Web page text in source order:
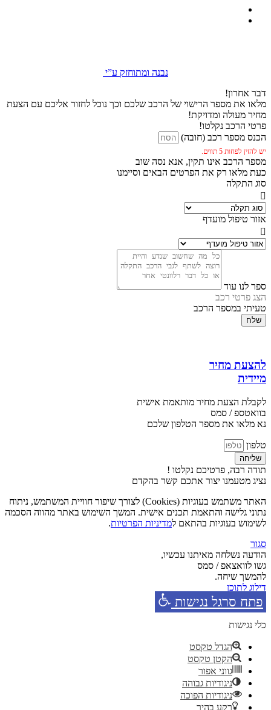
נבנה ומתוחזק ע”י
דבר אחרון!
מלאו את מספר הרישוי של הרכב שלכם וכך נוכל לחזור אליכם עם הצעת
מחיר מעולה ומדויקת!
פרטי הרכב נקלטו!
הכנס מספר רכב (חובה)
יש להזין לפחות 5 תווים.
מספר הרכב אינו תקין, אנא נסה שוב
כעת מלאו רק את הפרטים הבאים וסיימנו
סוג התקלה
אזור טיפול מועדף
ספר לנו עוד
הצג פרטי רכב
טעיתי במספר הרכב
שלח
להצעת מחיר
מיידית
לקבלת הצעת מחיר מותאמת אישית
בוואטספ / סמס
נא מלאו את מספר הטלפון שלכם
טלפון
שליחה
תודה רבה, פרטיכם נקלטו !
נציג מטעמנו יצור אתכם קשר בהקדם
האתר משתמש בעוגיות (Cookies) לצורך שיפור חוויית המשתמש, ניתוח
נתוני גלישה והתאמת תכנים אישית. המשך השימוש באתר מהווה הסכמה
לשימוש בעוגיות בהתאם למדיניות הפרטיות.
סגור
הודעה נשלחה מאיתנו עכשיו,
גשו לוואצאפ / סמס
להמשך שיחה.
דילוג לתוכן
פתח סרגל נגישות
כלי נגישות
הגדל טקסט
הקטן טקסט
גווני אפור
ניגודיות גבוהה
ניגודיות הפוכה
רקע בהיר